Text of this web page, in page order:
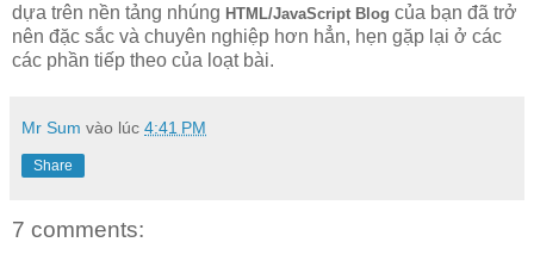
dựa trên nền tảng nhúng HTML/JavaScript Blog của bạn đã trở
nên đặc sắc và chuyên nghiệp hơn hẳn, hẹn gặp lại ở các
các phần tiếp theo của loạt bài.
Mr Sum vào lúc 4:41 PM
Share
7 comments: